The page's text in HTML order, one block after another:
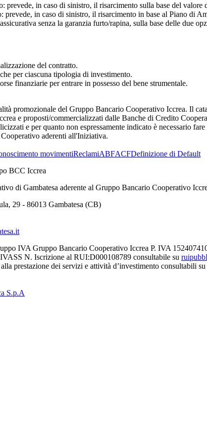
prevede, in caso di sinistro, il risarcimento sulla base del valore
prevede, in caso di sinistro, il risarcimento in base al Piano di
senza la garanzia furto/rapina, sulla base delle due
del contratto.
per ciascuna tipologia di investimento.
finanziarie per entrare in possesso del bene strumentale.
promozionale del Gruppo Bancario Cooperativo Iccrea. Il
e proposti/commercializzati dalle Banche di Credito
e per quanto non espressamente indicato è necessario
aderenti all'Iniziativa.
movimentiReclamiABFACFDefinizione di Default
di Gambatesa aderente al Gruppo Bancario Cooperativo
29 - 86013 Gambatesa (CB)
IVA Gruppo Bancario Cooperativo Iccrea P. IVA
N. Iscrizione al RUI:D000108789 consultabile su
prestazione dei servizi e attività d’investimento consultabili su
S.p.A